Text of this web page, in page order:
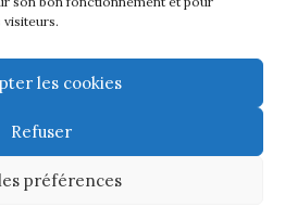
les cookies
Refuser
préférences
adresse)